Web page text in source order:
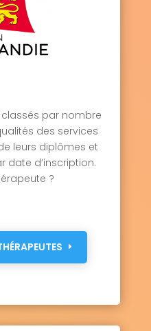
par nombre
des services
leurs diplômes et
date d’inscription.
?